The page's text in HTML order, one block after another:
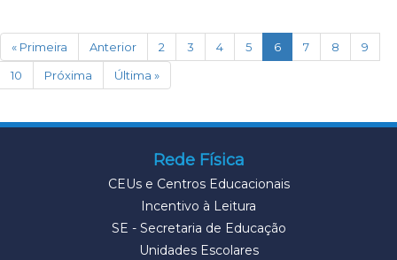
« Primeira Anterior 2 3 4 5 6(current)
7 8
9
10
Próxima Última »
Rede Física
CEUs e Centros Educacionais
Incentivo à Leitura
SE - Secretaria de Educação
Unidades Escolares